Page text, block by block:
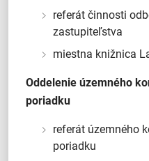
referát činnosti
zastupiteľstva
miestna knižnica
Oddelenie územného
poriadku
referát územného
poriadku